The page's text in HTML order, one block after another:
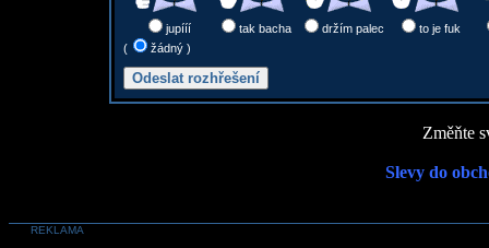
jupííí tak bacha držím palec
to je fuk
(
žádný )
Změňte
Slevy do
REKLAMA